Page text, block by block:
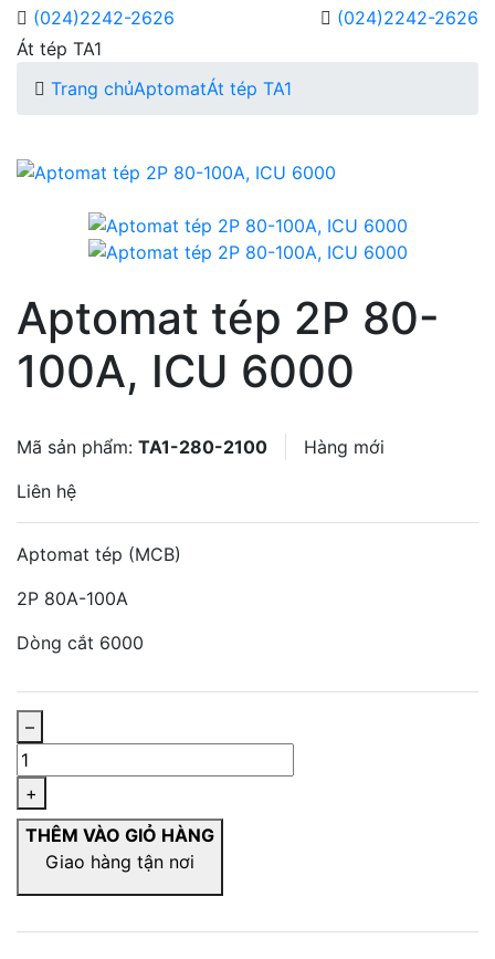
(024)2242-2626
(024)2242-2626
Át tép TA1
Trang chủAptomatÁt tép TA1
Aptomat tép 2P 80-
100A, ICU 6000
Mã sản phẩm: TA1-280-2100
Hàng mới
Liên hệ
Aptomat tép (MCB)
2P 80A-100A
Dòng cắt 6000
–
+
THÊM VÀO GIỎ HÀNG
Giao hàng tận nơi